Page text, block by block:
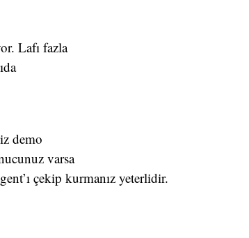
Lafı fazla
demo
varsa
çekip kurmanız yeterlidir.